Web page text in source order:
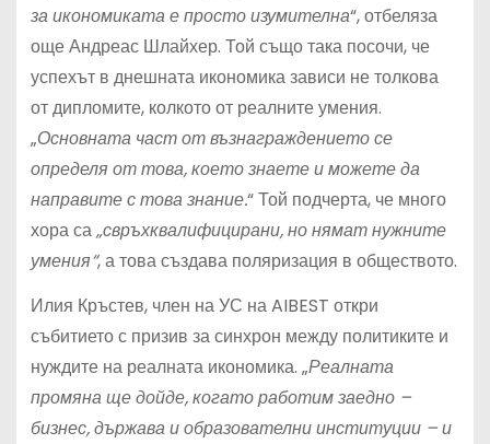
за икономиката е просто изумителна“, отбеляза
още Андреас Шлайхер. Той също така посочи, че
успехът в днешната икономика зависи не толкова
от дипломите, колкото от реалните умения.
„Основната част от възнаграждението се
определя от това, което знаете и можете да
направите с това знание.“ Той подчерта, че много
хора са„свръхквалифицирани, но нямат нужните
умения“, а това създава поляризация в обществото.
Илия Кръстев, член на УС на AIBEST откри
събитието с призив за синхрон между политиките и
нуждите на реалната икономика. „Реалната
промяна ще дойде, когато работим заедно –
бизнес, държава и образователни институции – и